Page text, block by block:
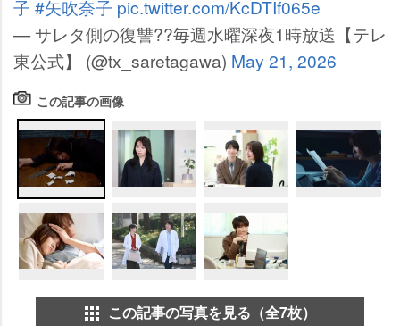
子 #矢吹奈子 pic.twitter.com/KcDTIf065e
— サレタ側の復讐??毎週水曜深夜1時放送【テレ
東公式】 (@tx_saretagawa) May 21, 2026
この記事の画像
この記事の写真を見る（全7枚）